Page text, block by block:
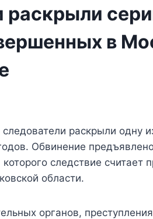
раскрыли
в
раскрыли одну
Обвинение
следствие считает
области.
органов,